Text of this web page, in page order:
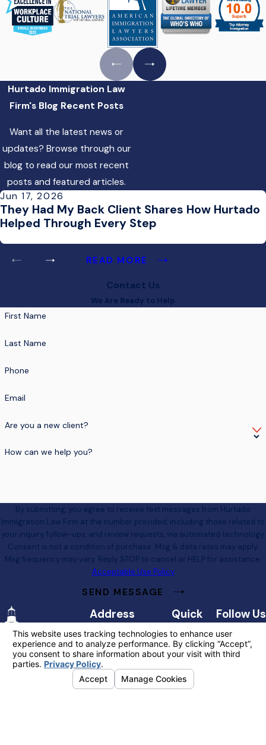
Hurtado Immigration Law
Firm's Blog Recent Posts
Want all the latest news or
updates? Browse through our
blog to read our most recent
posts and featured articles.
Jun 17, 2026
They Had My Back Client Shares How Hurtado
Helped Through Every Step
READ MORE
Contact Us
We Are Ready to Help
First Name
Last Name
Phone
Email
Are you a new client?
How can we help you?
By submitting, you agree to receive text messages from Hurtado
Immigration Law Firm at the number provided, including those related to
your inquiry, follow-ups, and review requests, via automated technology.
Consent is not a condition of purchase. Msg & data rates may apply.
Msg frequency may vary. Reply STOP to cancel or HELP for assistance.
Acceptable Use Policy
SEND MESSAGE
Contact
Address
4461 Camino Real
Way
Fort Myers, FL 33966
Map & Directions
Quick
Links
Home
About Us
Immigration
Blog
Follow Us